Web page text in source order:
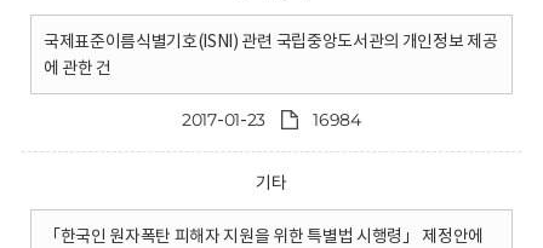
국제표준이름식별기호(ISNI) 관련 국립중앙도서관의 개인정보 제공
에 관한 건
2017-01-23 16984
기타
「한국인 원자폭탄 피해자 지원을 위한 특별법 시행령」 제정안에